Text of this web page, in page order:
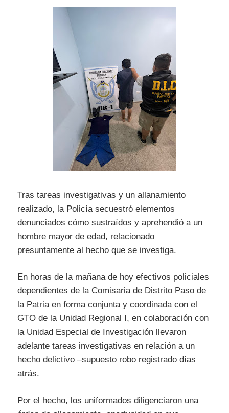
Tras tareas investigativas y un allanamiento
realizado, la Policía secuestró elementos
denunciados cómo sustraídos y aprehendió a un
hombre mayor de edad, relacionado
presuntamente al hecho que se investiga.
En horas de la mañana de hoy efectivos policiales
dependientes de la Comisaria de Distrito Paso de
la Patria en forma conjunta y coordinada con el
GTO de la Unidad Regional I, en colaboración con
la Unidad Especial de Investigación llevaron
adelante tareas investigativas en relación a un
hecho delictivo –supuesto robo registrado días
atrás.
Por el hecho, los uniformados diligenciaron una